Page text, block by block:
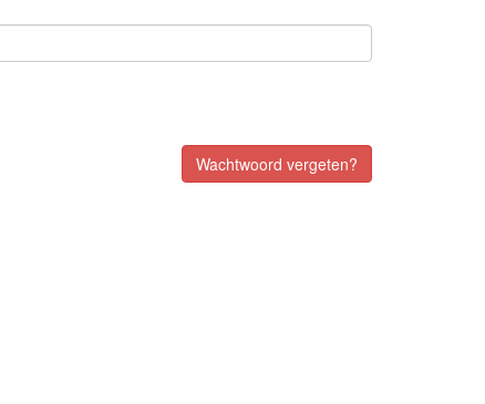
Wachtwoord vergeten?